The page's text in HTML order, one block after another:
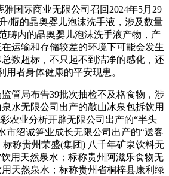
际商业无限公司召回2024年5月29
/瓶的晶奥婴儿泡沫洗手液，涉及数量
畴内的晶奥婴儿泡沫洗手液产物，产
运输和存储较差的环境下可能会发生
数超标，不只起不到洁净的感化，还
用者身体健康的平安现患。
局布告39批次抽检不及格食物，涉
水无限公司出产的敲山冰泉包拆饮用
农业分析开辟无限公司出产的“半头
市绍诚笋业成长无限公司出产的“送客
称贵州荣盛(集团) 八千年矿泉饮料无
用天然泉水；标称贵州阿滋乐食物无
天然泉水；标称贵州省桐梓县康利绿